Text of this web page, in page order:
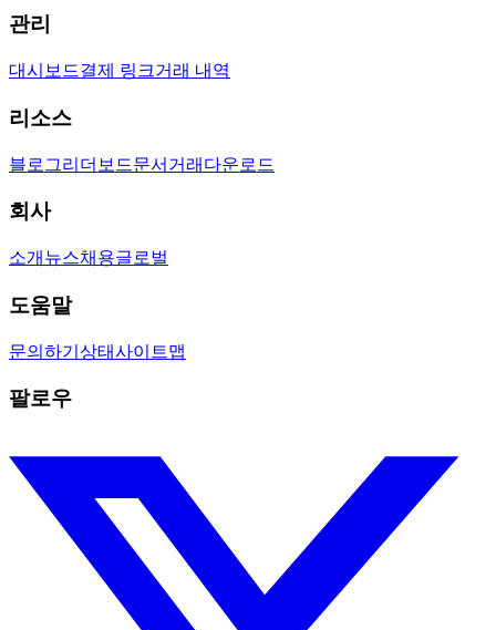
관리
대시보드결제 링크거래 내역
리소스
블로그리더보드문서 거래 다운로드
회사
소개 뉴스채용글로벌
도움말
문의하기 상태사이트맵
팔로우